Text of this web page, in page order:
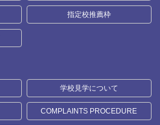
指定校推薦枠
学校見学について
COMPLAINTS PROCEDURE